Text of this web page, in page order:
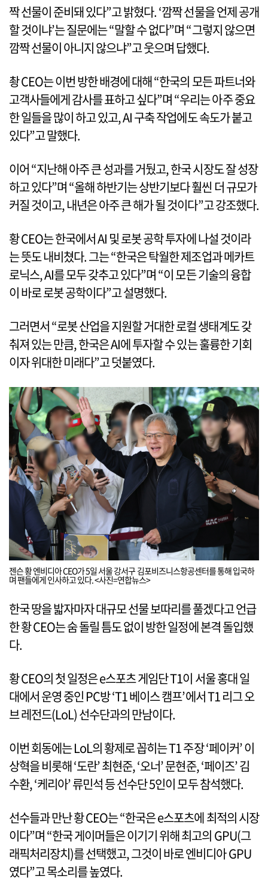
짝 선물이 준비돼 있다”고 밝혔다. ‘깜짝 선물을 언제 공개
할 것이냐’는 질문에는 “말할 수 없다”며 “그렇지 않으면
깜짝 선물이 아니지 않으냐”고 웃으며 답했다.
촹 CEO는 이번 방한 배경에 대해 “한국의 모든 파트너와
고객사들에게 감사를 표하고 싶다”며 “우리는 아주 중요
한 일들을 많이 하고 있고, AI 구축 작업에도 속도가 붙고
있다”고 말했다.
이어 “지난해 아주 큰 성과를 거뒀고, 한국 시장도 잘 성장
하고 있다”며 “올해 하반기는 상반기보다 훨씬 더 규모가
커질 것이고, 내년은 아주 큰 해가 될 것이다”고 강조했다.
황 CEO는 한국에서 AI 및 로봇 공학 투자에 나설 것이라
는 뜻도 내비쳤다. 그는 “한국은 탁월한 제조업과 메카트
로닉스, AI를 모두 갖추고 있다”며 “이 모든 기술의 융합
이 바로 로봇 공학이다”고 설명했다.
그러면서 “로봇 산업을 지원할 거대한 로컬 생태계도 갖
춰져 있는 만큼, 한국은 AI에 투자할 수 있는 훌륭한 기회
이자 위대한 미래다”고 덧붙였다.
젠슨 황 엔비디아 CEO가 5일 서울 강서구 김포비즈니스항공센터를 통해 입국하
며 팬들에게 인사하고 있다. <사진=연합뉴스>
한국 땅을 밟자마자 대규모 선물 보따리를 풀겠다고 언급
한 황 CEO는 숨 돌릴 틈도 없이 방한 일정에 본격 돌입했
다.
황 CEO의 첫 일정은 e스포츠 게임단 T1이 서울 홍대 일
대에서 운영 중인 PC방 ‘T1 베이스 캠프’에서 T1 리그 오
브 레전드(LoL) 선수단과의 만남이다.
이번 회동에는 LoL의 황제로 꼽히는 T1 주장 ‘페이커’ 이
상혁을 비롯해 ‘도란’ 최현준, ‘오너’ 문현준, ‘페이즈’ 김
수환, ‘케리아’ 류민석 등 선수단 5인이 모두 참석했다.
선수들과 만난 황 CEO는 “한국은 e스포츠에 최적의 시장
이다”며 “한국 게이머들은 이기기 위해 최고의 GPU(그
래픽처리장치)를 선택했고, 그것이 바로 엔비디아 GPU
였다”고 목소리를 높였다.